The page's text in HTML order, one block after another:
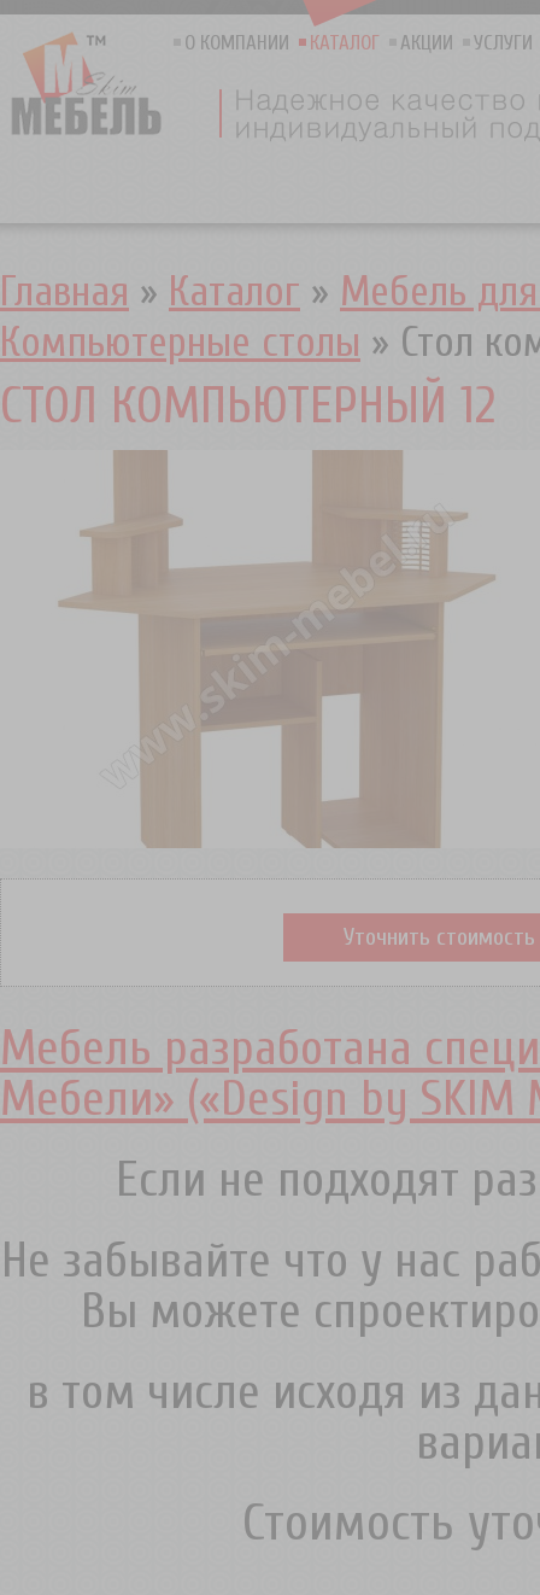
О КОМПАНИИ КАТАЛОГ АКЦИИ УСЛУГИ
Главная » Каталог » Мебель
Компьютерные столы » Стол
СТОЛ КОМПЬЮТЕРНЫЙ 12
Уточнить стоимость
Мебель разработана
Мебели» («Design by SKIM
Если не подходят
Не забывайте что у нас
Вы можете
в том числе исходя из
Стоимость